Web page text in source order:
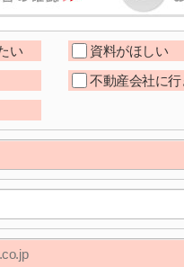
い
資料がほしい
不動産会社に行